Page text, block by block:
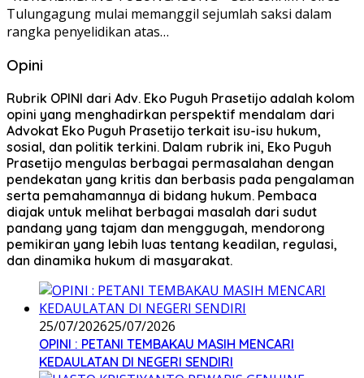
Tulungagung mulai memanggil sejumlah saksi dalam
rangka penyelidikan atas…
Opini
Rubrik OPINI dari Adv. Eko Puguh Prasetijo adalah kolom
opini yang menghadirkan perspektif mendalam dari
Advokat Eko Puguh Prasetijo terkait isu-isu hukum,
sosial, dan politik terkini. Dalam rubrik ini, Eko Puguh
Prasetijo mengulas berbagai permasalahan dengan
pendekatan yang kritis dan berbasis pada pengalaman
serta pemahamannya di bidang hukum. Pembaca
diajak untuk melihat berbagai masalah dari sudut
pandang yang tajam dan menggugah, mendorong
pemikiran yang lebih luas tentang keadilan, regulasi,
dan dinamika hukum di masyarakat.
25/07/202625/07/2026
OPINI : PETANI TEMBAKAU MASIH MENCARI
KEDAULATAN DI NEGERI SENDIRI